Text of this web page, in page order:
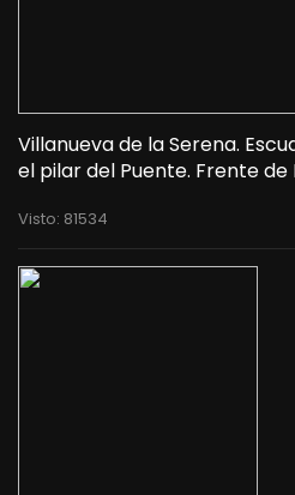
Villanueva de la Serena.
el pilar del Puente. Frente de
Visto: 81534